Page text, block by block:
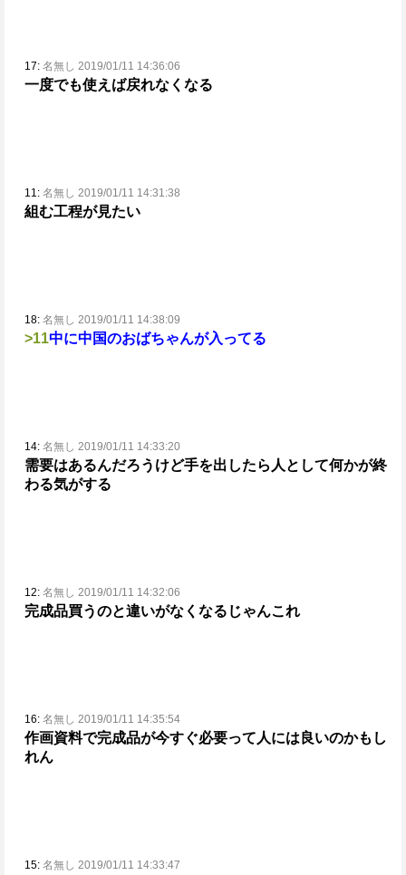
17: 名無し 2019/01/11 14:36:06
一度でも使えば戻れなくなる
11: 名無し 2019/01/11 14:31:38
組む工程が見たい
18: 名無し 2019/01/11 14:38:09
>11中に中国のおばちゃんが入ってる
14: 名無し 2019/01/11 14:33:20
需要はあるんだろうけど手を出したら人として何かが終
わる気がする
12: 名無し 2019/01/11 14:32:06
完成品買うのと違いがなくなるじゃんこれ
16: 名無し 2019/01/11 14:35:54
作画資料で完成品が今すぐ必要って人には良いのかもし
れん
15: 名無し 2019/01/11 14:33:47